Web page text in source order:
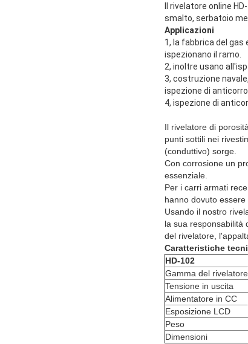
Il rivelatore online
smalto, serbatoio
Applicazioni
1, la fabbrica del
ispezionano il ramo.
2, inoltre usano
3, costruzione
ispezione di
4, ispezione di
Il rivelatore di porosità
punti sottili nei
(conduttivo) sorge.
Con corrosione un
essenziale.
Per i carri armati
hanno dovuto
Usando il nostro
la sua responsabilità
del rivelatore,
Caratteristiche
HD-102
Gamma del rivelatore
Tensione in uscita
Alimentatore in CC
Esposizione LCD
Peso
Dimensioni